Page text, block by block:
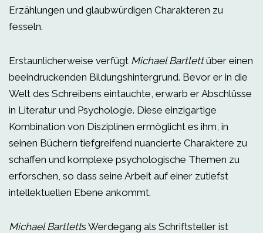
Erzählungen und glaubwürdigen Charakteren zu
fesseln.
Erstaunlicherweise verfügt Michael Bartlettüber einen
beeindruckenden Bildungshintergrund. Bevor er in die
Welt des Schreibens eintauchte, erwarb er Abschlüsse
in Literatur und Psychologie. Diese einzigartige
Kombination von Disziplinen ermöglicht es ihm, in
seinen Büchern tiefgreifend nuancierte Charaktere zu
schaffen und komplexe psychologische Themen zu
erforschen, so dass seine Arbeit auf einer zutiefst
intellektuellen Ebene ankommt.
Michael Bartletts Werdegang als Schriftsteller ist